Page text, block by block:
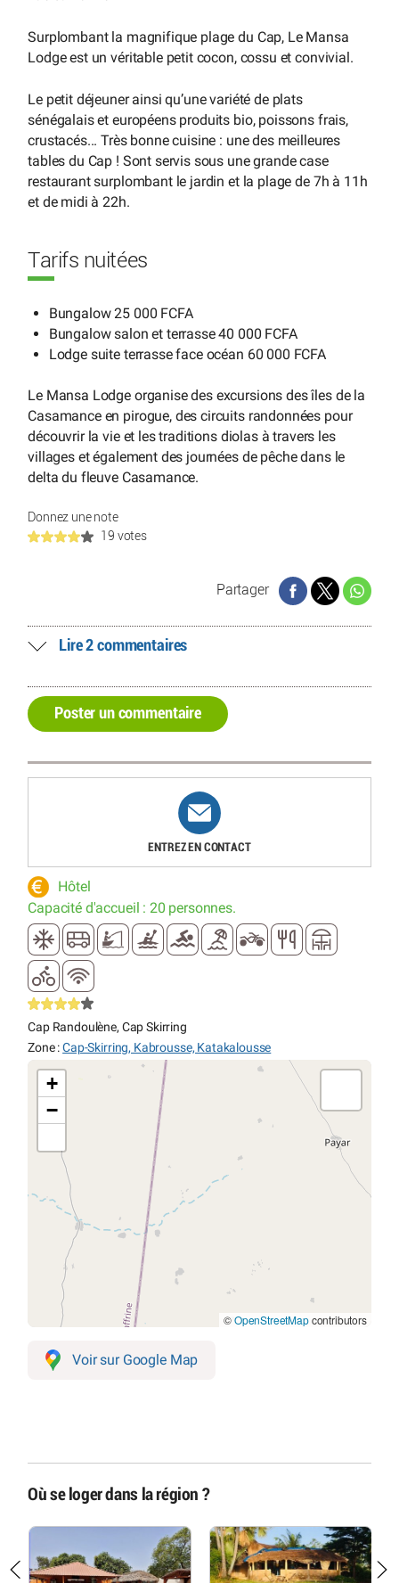
Surplombant la magnifique plage du Cap, Le Mansa
Lodge est un véritable petit cocon, cossu et convivial.
Le petit déjeuner ainsi qu’une variété de plats
sénégalais et européens produits bio, poissons frais,
crustacés... Très bonne cuisine : une des meilleures
tables du Cap ! Sont servis sous une grande case
restaurant surplombant le jardin et la plage de 7h à 11h
et de midi à 22h.
Tarifs nuitées
Bungalow 25 000 FCFA
Bungalow salon et terrasse 40 000 FCFA
Lodge suite terrasse face océan 60 000 FCFA
Le Mansa Lodge organise des excursions des îles de la
Casamance en pirogue, des circuits randonnées pour
découvrir la vie et les traditions diolas à travers les
villages et également des journées de pêche dans le
delta du fleuve Casamance.
Donnez une note
19 votes
Partager
Lire 2 commentaires
Poster un commentaire
ENTREZ EN CONTACT
Hôtel
Capacité d'accueil : 20 personnes.
Cap Randoulène, Cap Skirring
Zone :Cap-Skirring, Kabrousse, Katakalousse
+
−
©OpenStreetMapcontributors
Voir sur Google Map
Où se loger dans la région ?